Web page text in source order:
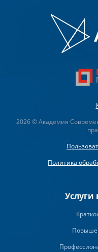
2026 © Академия
Политика